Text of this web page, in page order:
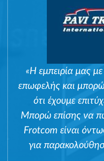
«Η εμπειρία μας
επωφελής και
ότι έχουμε
Μπορώ επίσης να
Frotcom είναι
για